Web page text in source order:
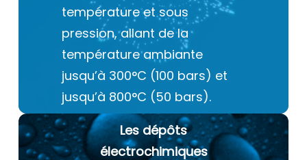
température et sous
pression, allant de la
température ambiante
jusqu’à 300°C (100 bars) et
jusqu’à 800°C (50 bars).
Les dépôts
électrochimiques